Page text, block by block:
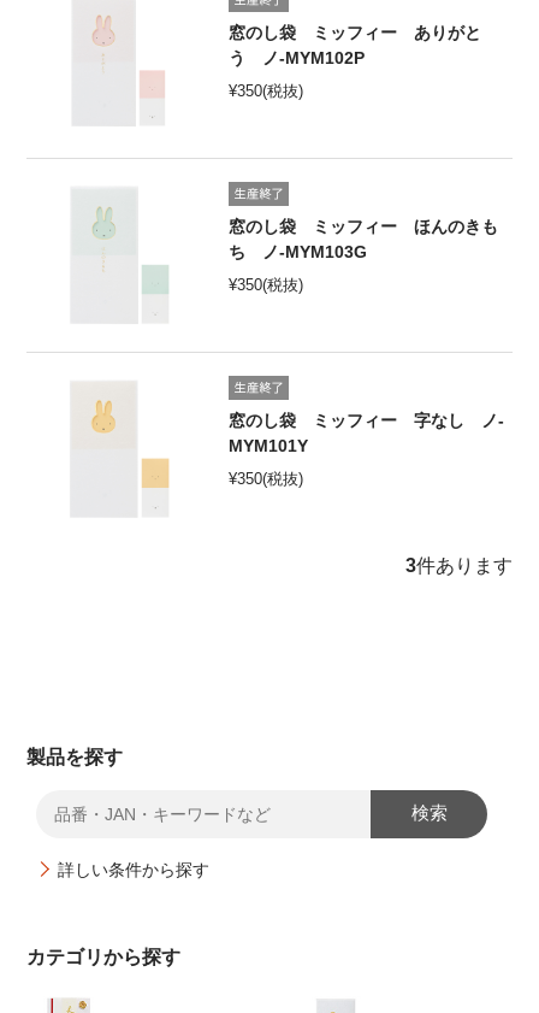
窓のし袋 ミッフィー ありがと
う ノ-MYM102P
¥350(税抜)
窓のし袋 ミッフィー ほんのきも
ち ノ-MYM103G
¥350(税抜)
窓のし袋 ミッフィー 字なし ノ-
MYM101Y
¥350(税抜)
3件あります
製品を探す
検索
詳しい条件から探す
カテゴリから探す